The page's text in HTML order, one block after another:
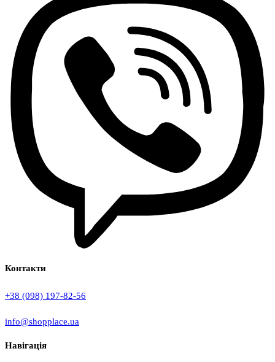
Контакти
+38 (098) 197-82-56
info@shopplace.ua
Навігація